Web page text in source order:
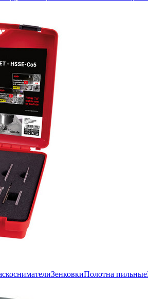
ЗенковкиПолотна пильные